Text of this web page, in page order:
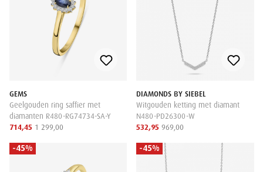
GEMS
Geelgouden ring saffier met
diamanten R480-RG74734-SA-Y
714,45 1 299,00
DIAMONDS BY SIEBEL
Witgouden ketting met diamant
N480-PD26300-W
532,95 969,00
-45% -45%